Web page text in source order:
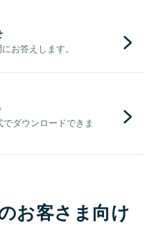
お答えします。
ダウンロードできま
お客さま向け